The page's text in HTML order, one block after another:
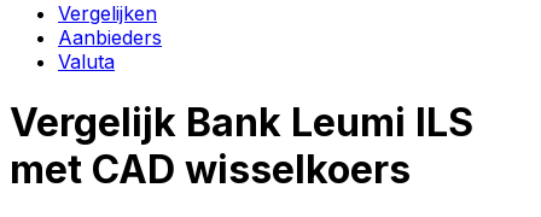
Vergelijken
Aanbieders
Valuta
Vergelijk Bank Leumi ILS
met CAD wisselkoers